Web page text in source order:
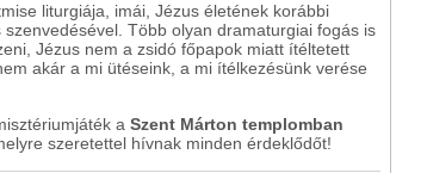
liturgiája, imái, Jézus életének korábbi
Több olyan dramaturgiai fogás is
Jézus nem a zsidó főpapok miatt ítéltetett
akár a mi ütéseink, a mi ítélkezésünk verése
a Szent Márton templomban
szeretettel hívnak minden érdeklődőt!